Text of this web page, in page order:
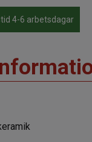
4-6 arbetsdagar